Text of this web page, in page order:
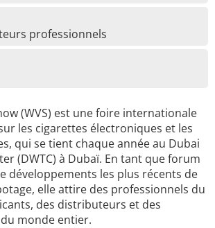
professionnels
(WVS) est une foire internationale
les cigarettes électroniques et les
qui se tient chaque année au Dubai
(DWTC) à Dubaï. En tant que forum
développements les plus récents de
elle attire des professionnels du
des distributeurs et des
monde entier.